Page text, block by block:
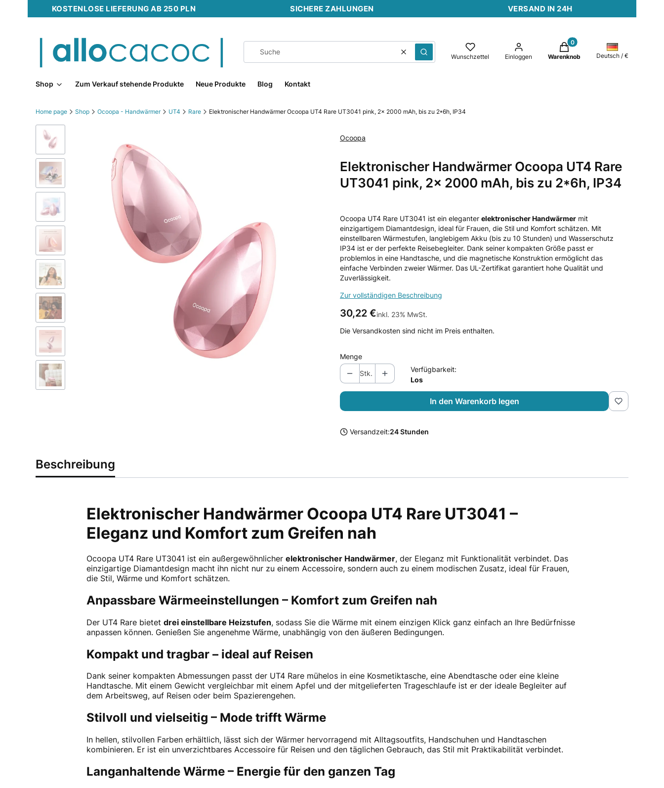
KOSTENLOSE LIEFERUNG AB 250 PLN SICHERE ZAHLUNGEN VERSAND IN 24H
Klar Suche Wunschzettel Einloggen
Produkte im Warenkorb: 0.
Warenknob Deutsch / €
Shop Zum Verkauf stehende Produkte Neue Produkte Blog Kontakt
Home page Shop Ocoopa - Handwärmer UT4 Rare Elektronischer Handwärmer Ocoopa UT4 Rare UT3041 pink, 2x 2000 mAh, bis zu 2*6h, IP34
Ocoopa
Elektronischer Handwärmer Ocoopa UT4 Rare
UT3041 pink, 2x 2000 mAh, bis zu 2*6h, IP34
Ocoopa UT4 Rare UT3041 ist ein eleganter elektronischer Handwärmer mit
einzigartigem Diamantdesign, ideal für Frauen, die Stil und Komfort schätzen. Mit
einstellbaren Wärmestufen, langlebigem Akku (bis zu 10 Stunden) und Wasserschutz
IP34 ist er der perfekte Reisebegleiter. Dank seiner kompakten Größe passt er
problemlos in eine Handtasche, und die magnetische Konstruktion ermöglicht das
einfache Verbinden zweier Wärmer. Das UL-Zertifikat garantiert hohe Qualität und
Zuverlässigkeit.
Zur vollständigen Beschreibung
Preis
30,22 €inkl. 23% MwSt.
inkl. 23% MwSt.
Die Versandkosten sind nicht im Preis enthalten.
Menge
Stk.
Verfügbarkeit:
Los
In den Warenkorb legen
Versandzeit:24 Stunden
Beschreibung
Elektronischer Handwärmer Ocoopa UT4 Rare UT3041 –
Eleganz und Komfort zum Greifen nah
Ocoopa UT4 Rare UT3041 ist ein außergewöhnlicher elektronischer Handwärmer, der Eleganz mit Funktionalität verbindet. Das
einzigartige Diamantdesign macht ihn nicht nur zu einem Accessoire, sondern auch zu einem modischen Zusatz, ideal für Frauen,
die Stil, Wärme und Komfort schätzen.
Anpassbare Wärmeeinstellungen – Komfort zum Greifen nah
Der UT4 Rare bietet drei einstellbare Heizstufen, sodass Sie die Wärme mit einem einzigen Klick ganz einfach an Ihre Bedürfnisse
anpassen können. Genießen Sie angenehme Wärme, unabhängig von den äußeren Bedingungen.
Kompakt und tragbar – ideal auf Reisen
Dank seiner kompakten Abmessungen passt der UT4 Rare mühelos in eine Kosmetiktasche, eine Abendtasche oder eine kleine
Handtasche. Mit einem Gewicht vergleichbar mit einem Apfel und der mitgelieferten Trageschlaufe ist er der ideale Begleiter auf
dem Arbeitsweg, auf Reisen oder beim Spazierengehen.
Stilvoll und vielseitig – Mode trifft Wärme
In hellen, stilvollen Farben erhältlich, lässt sich der Wärmer hervorragend mit Alltagsoutfits, Handschuhen und Handtaschen
kombinieren. Er ist ein unverzichtbares Accessoire für Reisen und den täglichen Gebrauch, das Stil mit Praktikabilität verbindet.
Langanhaltende Wärme – Energie für den ganzen Tag